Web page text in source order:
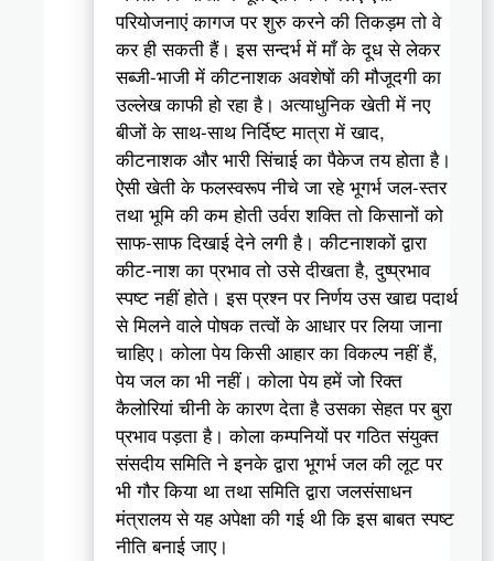
परियोजनाएं कागज पर शुरु करने की तिकड़म तो वे
कर ही सकती हैं। इस सन्दर्भ में माँ के दूध से लेकर
सब्जी-भाजी में कीटनाशक अवशेषों की मौजूदगी का
उल्लेख काफी हो रहा है। अत्याधुनिक खेती में नए
बीजों के साथ-साथ निर्दिष्ट मात्रा में खाद,
कीटनाशक और भारी सिंचाई का पैकेज तय होता है।
ऐसी खेती के फलस्वरूप नीचे जा रहे भूगर्भ जल-स्तर
तथा भूमि की कम होती उर्वरा शक्ति तो किसानों को
साफ-साफ दिखाई देने लगी है। कीटनाशकों द्वारा
कीट-नाश का प्रभाव तो उसे दीखता है, दुष्प्रभाव
स्पष्ट नहीं होते। इस प्रश्न पर निर्णय उस खाद्य पदार्थ
से मिलने वाले पोषक तत्वों के आधार पर लिया जाना
चाहिए। कोला पेय किसी आहार का विकल्प नहीं हैं,
पेय जल का भी नहीं। कोला पेय हमें जो रिक्त
कैलोरियां चीनी के कारण देता है उसका सेहत पर बुरा
प्रभाव पड़ता है। कोला कम्पनियों पर गठित संयुक्त
संसदीय समिति ने इनके द्वारा भूगर्भ जल की लूट पर
भी गौर किया था तथा समिति द्वारा जलसंसाधन
मंत्रालय से यह अपेक्षा की गई थी कि इस बाबत स्पष्ट
नीति बनाई जाए।